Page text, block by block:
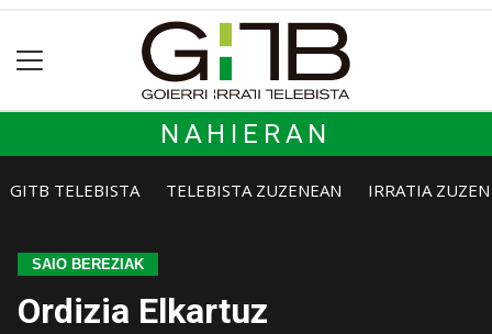
NAHIERAN
GITB TELEBISTA TELEBISTA ZUZENEAN IRRATIA
SAIO BEREZIAK
Ordizia Elkartuz